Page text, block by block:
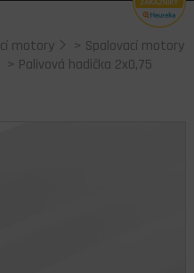
motory > Spalovací motory
> Palivová hadička 2x0,75